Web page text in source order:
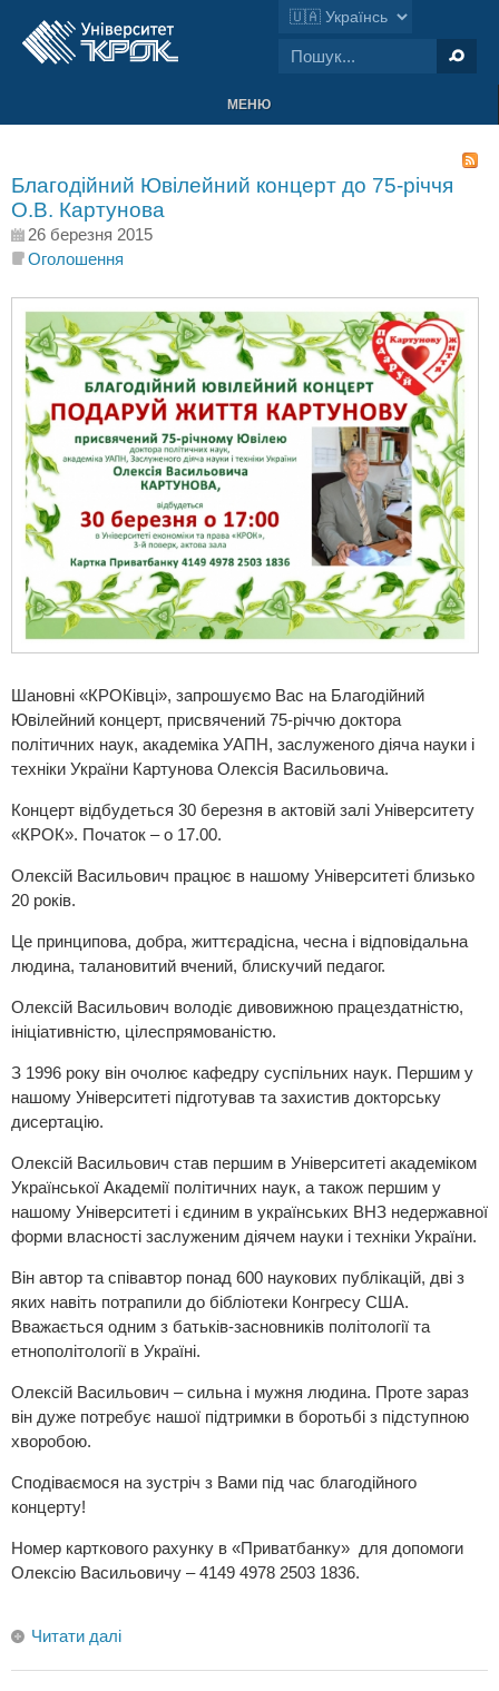
МЕНЮ
Благодійний Ювілейний концерт до 75-річчя
О.В. Картунова
26 березня 2015
Оголошення
Шановні «КРОКівці», запрошуємо Вас на Благодійний
Ювілейний концерт, присвячений 75-річчю доктора
політичних наук, академіка УАПН, заслуженого діяча науки і
техніки України Картунова Олексія Васильовича.
Концерт відбудеться 30 березня в актовій залі Університету
«КРОК». Початок – о 17.00.
Олексій Васильович працює в нашому Університеті близько
20 років.
Це принципова, добра, життєрадісна, чесна і відповідальна
людина, талановитий вчений, блискучий педагог.
Олексій Васильович володіє дивовижною працездатністю,
ініціативністю, цілеспрямованістю.
З 1996 року він очолює кафедру суспільних наук. Першим у
нашому Університеті підготував та захистив докторську
дисертацію.
Олексій Васильович став першим в Університеті академіком
Української Академії політичних наук, а також першим у
нашому Університеті і єдиним в українських ВНЗ недержавної
форми власності заслуженим діячем науки і техніки України.
Він автор та співавтор понад 600 наукових публікацій, дві з
яких навіть потрапили до бібліотеки Конгресу США.
Вважається одним з батьків-засновників політології та
етнополітології в Україні.
Олексій Васильович – сильна і мужня людина. Проте зараз
він дуже потребує нашої підтримки в боротьбі з підступною
хворобою.
Сподіваємося на зустріч з Вами під час благодійного
концерту!
Номер карткового рахунку в «Приватбанку» для допомоги
Олексію Васильовичу – 4149 4978 2503 1836.
Читати далі